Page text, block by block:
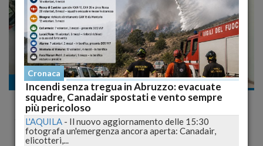
Cronaca nazionale
Mistero e Passione nel Delitto di Sofia
Stefani: Le Ultimi Ore della Vigilessa
Uccisa dal suo Ex Comandante
Cronaca
Incendi senza tregua in Abruzzo: evacuate
squadre, Canadair spostati e vento sempre
più pericoloso
L'AQUILA - Il nuovo aggiornamento delle 15:30
fotografa un'emergenza ancora aperta: Canadair,
elicotteri,...